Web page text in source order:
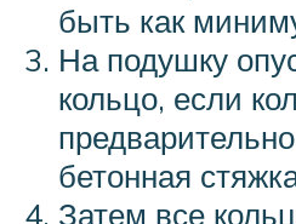
быть как
На подушку
кольцо, если
бетонная
Затем все